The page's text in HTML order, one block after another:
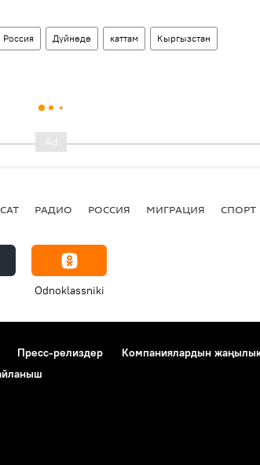
Россия Дүйнөдө каттам Кыргызстан
РАДИО РОССИЯ МИГРАЦИЯ СПОРТ
Odnoklassniki
Пресс-релиздер Компаниялардын